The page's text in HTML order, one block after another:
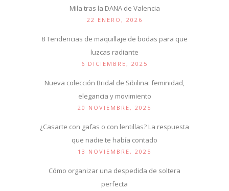
Mila tras la DANA de Valencia
22 ENERO, 2026
8 Tendencias de maquillaje de bodas para que
luzcas radiante
6 DICIEMBRE, 2025
Nueva colección Bridal de Sibilina: feminidad,
elegancia y movimiento
20 NOVIEMBRE, 2025
¿Casarte con gafas o con lentillas? La respuesta
que nadie te había contado
13 NOVIEMBRE, 2025
Cómo organizar una despedida de soltera
perfecta